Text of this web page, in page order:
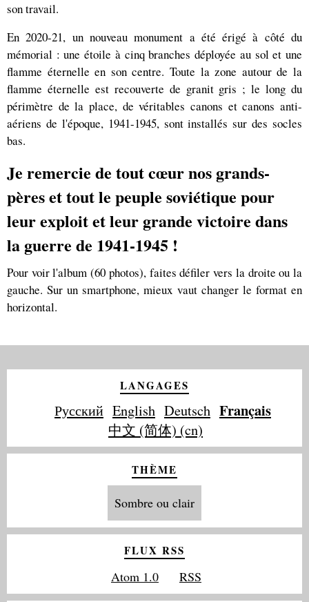
son travail.
En 2020-21, un nouveau monument a été érigé à côté du
mémorial : une étoile à cinq branches déployée au sol et une
flamme éternelle en son centre. Toute la zone autour de la
flamme éternelle est recouverte de granit gris ; le long du
périmètre de la place, de véritables canons et canons anti-
aériens de l'époque, 1941-1945, sont installés sur des socles
bas.
Je remercie de tout cœur nos grands-
pères et tout le peuple soviétique pour
leur exploit et leur grande victoire dans
la guerre de 1941-1945 !
Pour voir l'album (60 photos), faites défiler vers la droite ou la
gauche. Sur un smartphone, mieux vaut changer le format en
horizontal.
LANGAGES
Русский English Deutsch Français
中文 (简体) (cn)
THÈME
Sombre ou clair
FLUX RSS
Atom 1.0 RSS